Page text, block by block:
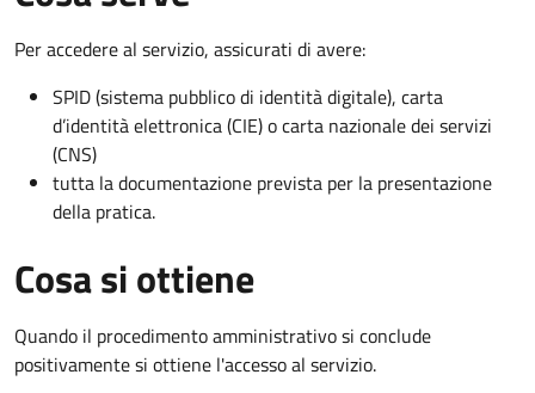
Per accedere al servizio, assicurati di avere:
SPID (sistema pubblico di identità digitale), carta
d’identità elettronica (CIE) o carta nazionale dei servizi
(CNS)
tutta la documentazione prevista per la presentazione
della pratica.
Cosa si ottiene
Quando il procedimento amministrativo si conclude
positivamente si ottiene l'accesso al servizio.